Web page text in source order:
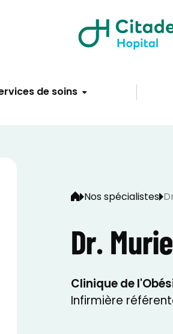
de soins
Nos spécialistes
Dr.
Clinique de
Infirmière